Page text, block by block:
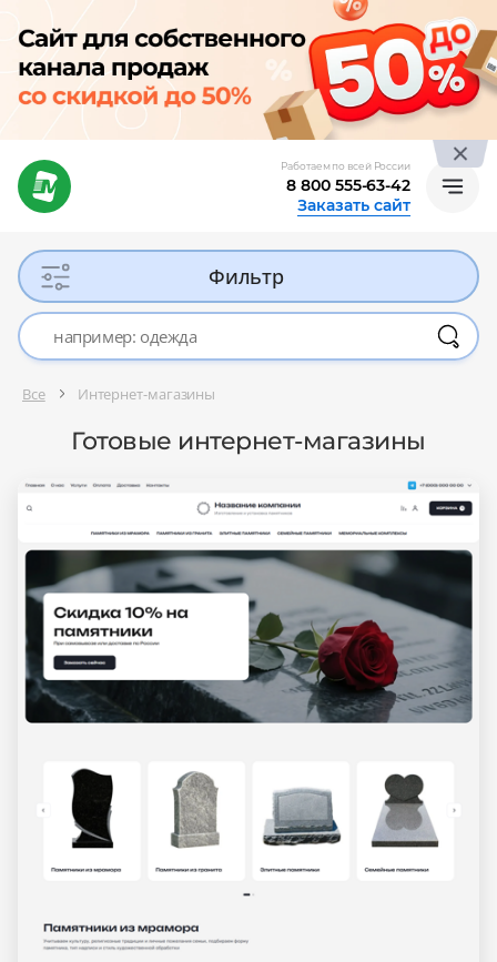
Работаем по всей России
8 800 555-63-42
Заказать сайт
Фильтр
Все Интернет-магазины
Готовые интернет-магазины